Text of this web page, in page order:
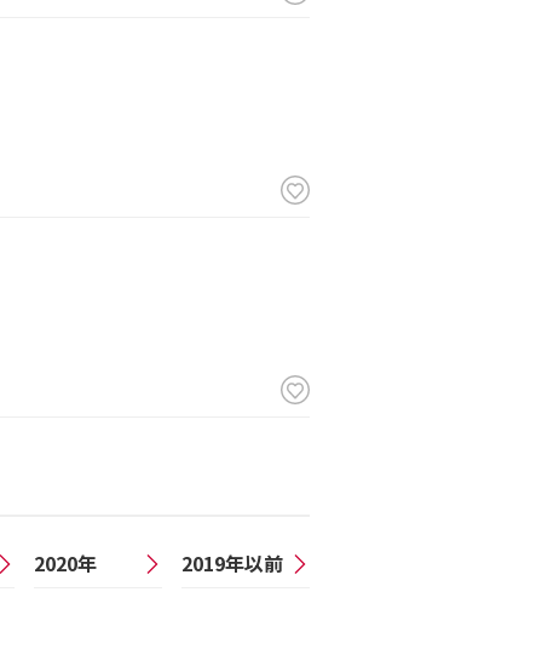
2020年 2019年以前